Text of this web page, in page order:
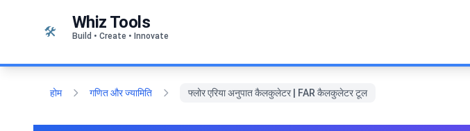
🛠️ Whiz Tools
Build • Create • Innovate
होम गणित और ज्यामिति फ्लोर एरिया अनुपात कैलकुलेटर | FAR कैलकुलेटर टूल